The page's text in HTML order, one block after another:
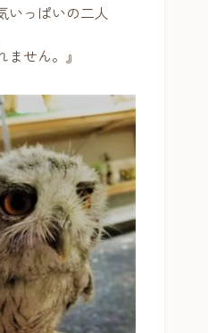
いっぱいの二人
せん。』